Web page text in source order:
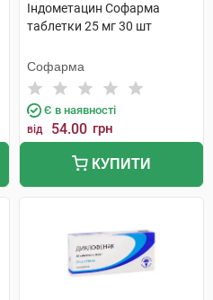
Індометацин Софарма
таблетки 25 мг 30 шт
Софарма
Є в наявності
від 54.00 грн
КУПИТИ